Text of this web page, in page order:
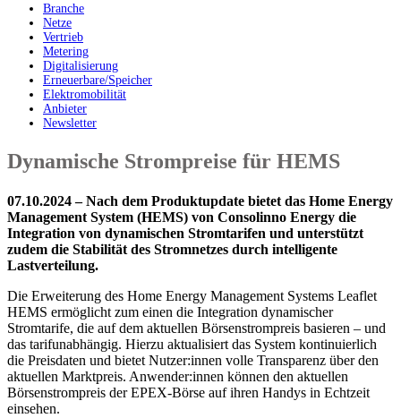
Branche
Netze
Vertrieb
Metering
Digitalisierung
Erneuerbare/Speicher
Elektromobilität
Anbieter
Newsletter
Dynamische Strompreise für HEMS
07.10.2024 – Nach dem Produktupdate bietet das Home Energy
Management System (HEMS) von Consolinno Energy die
Integration von dynamischen Stromtarifen und unterstützt
zudem die Stabilität des Stromnetzes durch intelligente
Lastverteilung.
Die Erweiterung des Home Energy Management Systems Leaflet
HEMS ermöglicht zum einen die Integration dynamischer
Stromtarife, die auf dem aktuellen Börsenstrompreis basieren – und
das tarifunabhängig. Hierzu aktualisiert das System kontinuierlich
die Preisdaten und bietet Nutzer:innen volle Transparenz über den
aktuellen Marktpreis. Anwender:innen können den aktuellen
Börsenstrompreis der EPEX-Börse auf ihren Handys in Echtzeit
einsehen.